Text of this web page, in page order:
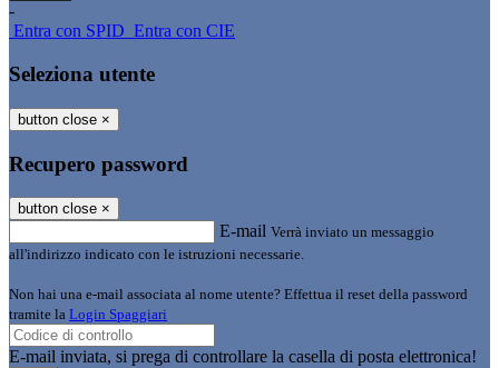
-
Entra con SPID Entra con CIE
Seleziona utente
button close ×
Recupero password
button close ×
E-mail Verrà inviato un messaggio
all'indirizzo indicato con le istruzioni necessarie.
Non hai una e-mail associata al nome utente? Effettua il reset della password
tramite la Login Spaggiari
E-mail inviata, si prega di controllare la casella di posta elettronica!